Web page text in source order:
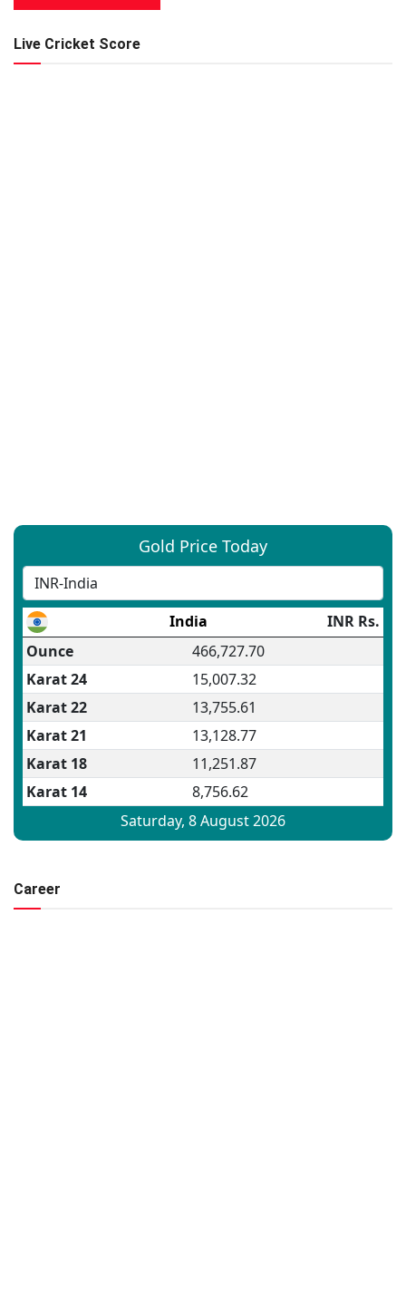
Live Cricket Score
Career